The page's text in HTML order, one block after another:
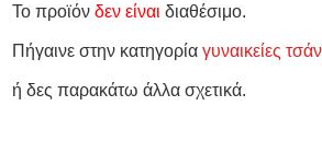
Το προϊόν δεν είναι διαθέσιμο.
Πήγαινε στην κατηγορία γυναικείες
ή δες παρακάτω άλλα σχετικά.